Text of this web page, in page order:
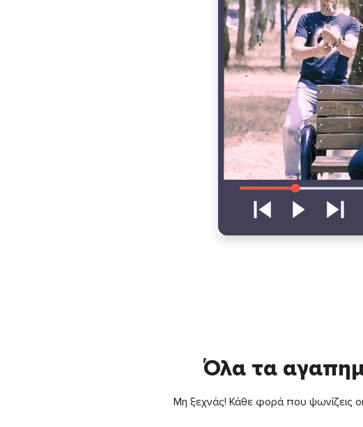
Όλα τα
Μη ξεχνάς! Κάθε φορά που ψωνίζεις